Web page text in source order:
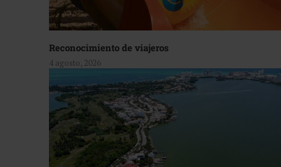
Reconocimiento de viajeros
4 agosto, 2026